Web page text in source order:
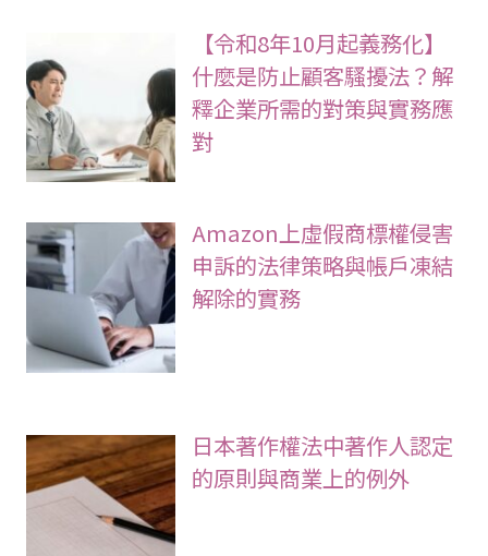
【令和8年10月起義務化】
什麼是防止顧客騷擾法？解
釋企業所需的對策與實務應
對
Amazon上虛假商標權侵害
申訴的法律策略與帳戶凍結
解除的實務
日本著作權法中著作人認定
的原則與商業上的例外